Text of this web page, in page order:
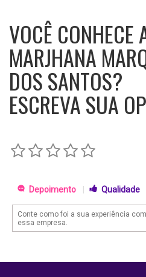
Estudo
VOCÊ CONHECE
MARJHANA
DOS SANTOS?
ESCREVA SUA
Depoimento Qualidade